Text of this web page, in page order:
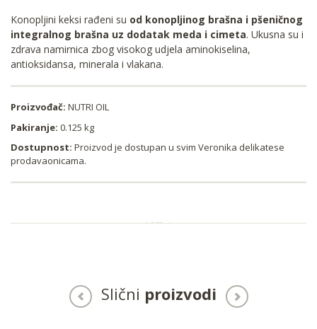
Konopljini keksi rađeni su od konopljinog brašna i pšeničnog
integralnog brašna uz dodatak meda i cimeta. Ukusna su i
zdrava namirnica zbog visokog udjela aminokiselina,
antioksidansa, minerala i vlakana.
Proizvođač: NUTRI OIL
Pakiranje: 0.125 kg
Dostupnost: Proizvod je dostupan u svim Veronika delikatese
prodavaonicama.
Slični proizvodi